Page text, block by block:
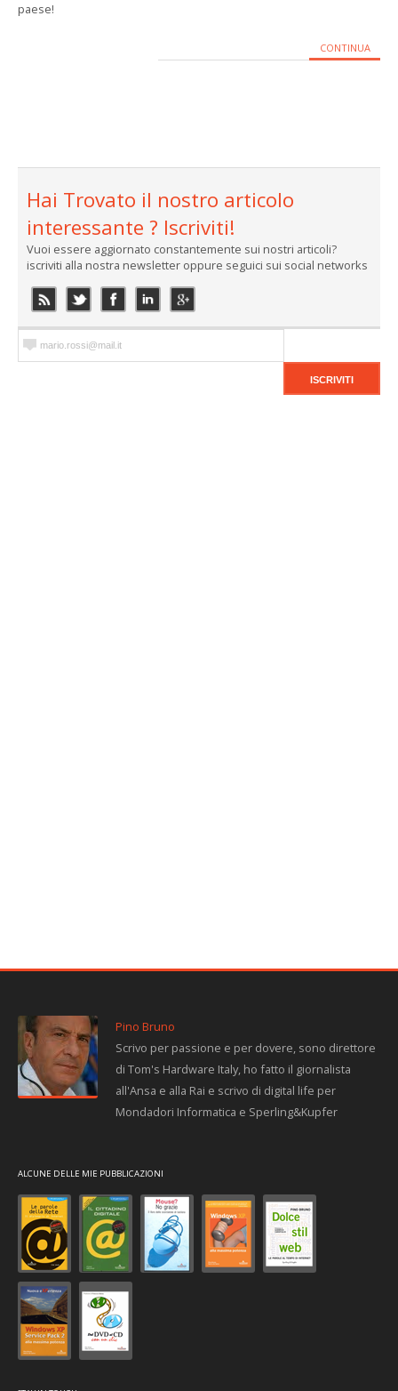
paese!
CONTINUA
Hai Trovato il nostro articolo
interessante ? Iscriviti!
Vuoi essere aggiornato constantemente sui nostri articoli?
iscriviti alla nostra newsletter oppure seguici sui social networks
Pino Bruno
Scrivo per passione e per dovere, sono direttore
di Tom's Hardware Italy, ho fatto il giornalista
all'Ansa e alla Rai e scrivo di digital life per
Mondadori Informatica e Sperling&Kupfer
ALCUNE DELLE MIE PUBBLICAZIONI